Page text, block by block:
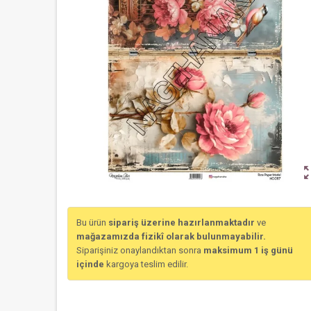
Bu ürün sipariş üzerine hazırlanmaktadır ve
mağazamızda fizikî olarak bulunmayabilir.
Siparişiniz onaylandıktan sonra maksimum 1 iş günü
içinde kargoya teslim edilir.